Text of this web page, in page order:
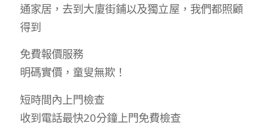
通家居，去到大廈街鋪以及獨立屋，我們都照顧
得到
免費報價服務
明碼實價，童叟無欺！
短時間內上門檢查
收到電話最快20分鐘上門免費檢查